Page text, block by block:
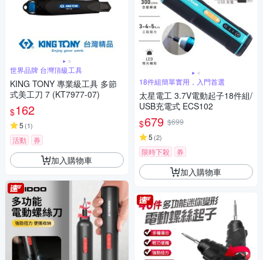
世界品牌 台灣頂級工具
KING TONY 專業級工具 多節
式美工刀 7 (KT7977-07)
$162
5 (1)
活動 券
加入購物車
18件組簡單實用，入門首選
太星電工 3.7V電動起子18件組/
USB充電式 ECS102
$679 $699
5 (2)
限時下殺 券
加入購物車